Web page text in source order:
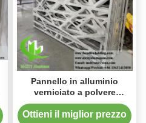
Pannello in alluminio
verniciato a polvere
antiruggine con design ad
albero per recinzioni e
Ottieni il miglior prezzo